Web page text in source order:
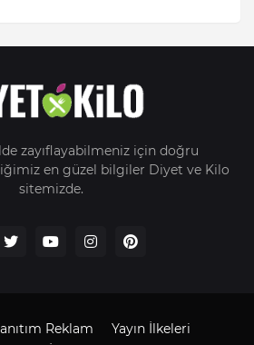
zayıflayabilmeniz için doğru
en güzel bilgiler Diyet ve Kilo
sitemizde.
Reklam
Yayın İlkeleri